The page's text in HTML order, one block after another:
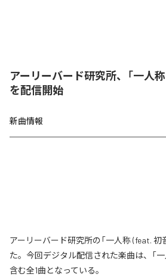
アーリーバード研究所、「一人
を配信開始
新曲情報
アーリーバード研究所の「一人称 (feat. 初
た。今回デジタル配信された楽曲は、「
含む全1曲となっている。